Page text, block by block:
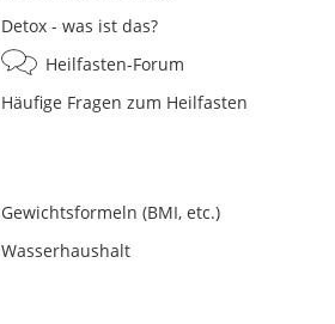
Detox - was ist das?
Heilfasten-Forum
Häufige Fragen zum Heilfasten
Gewichtsformeln (BMI, etc.)
Wasserhaushalt